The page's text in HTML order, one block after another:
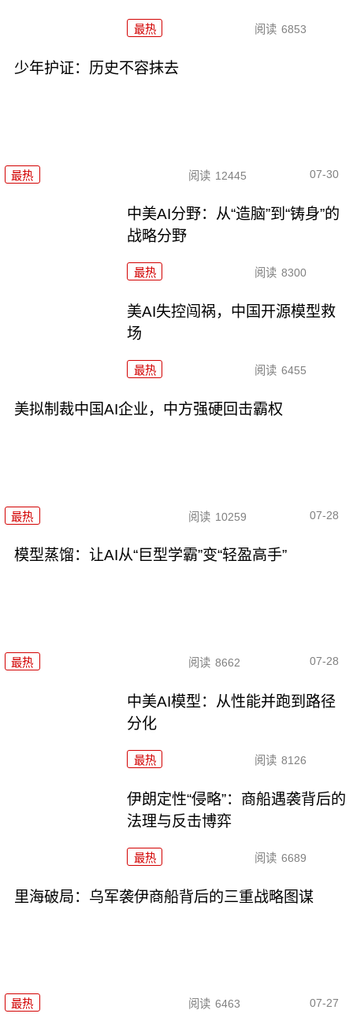
最热 阅读 6853
少年护证：历史不容抹去
最热 阅读 12445 07-30
中美AI分野：从“造脑”到“铸身”的
战略分野
最热 阅读 8300
美AI失控闯祸，中国开源模型救
场
最热 阅读 6455
美拟制裁中国AI企业，中方强硬回击霸权
最热 阅读 10259 07-28
模型蒸馏：让AI从“巨型学霸”变“轻盈高手”
最热 阅读 8662 07-28
中美AI模型：从性能并跑到路径
分化
最热 阅读 8126
伊朗定性“侵略”：商船遇袭背后的
法理与反击博弈
最热 阅读 6689
里海破局：乌军袭伊商船背后的三重战略图谋
最热 阅读 6463 07-27